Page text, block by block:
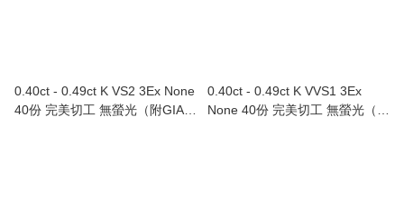
0.40ct - 0.49ct K VS2 3Ex None
40份 完美切工 無螢光（附GIA證
0.40ct - 0.49ct K VVS1 3Ex
None 40份 完美切工 無螢光（附